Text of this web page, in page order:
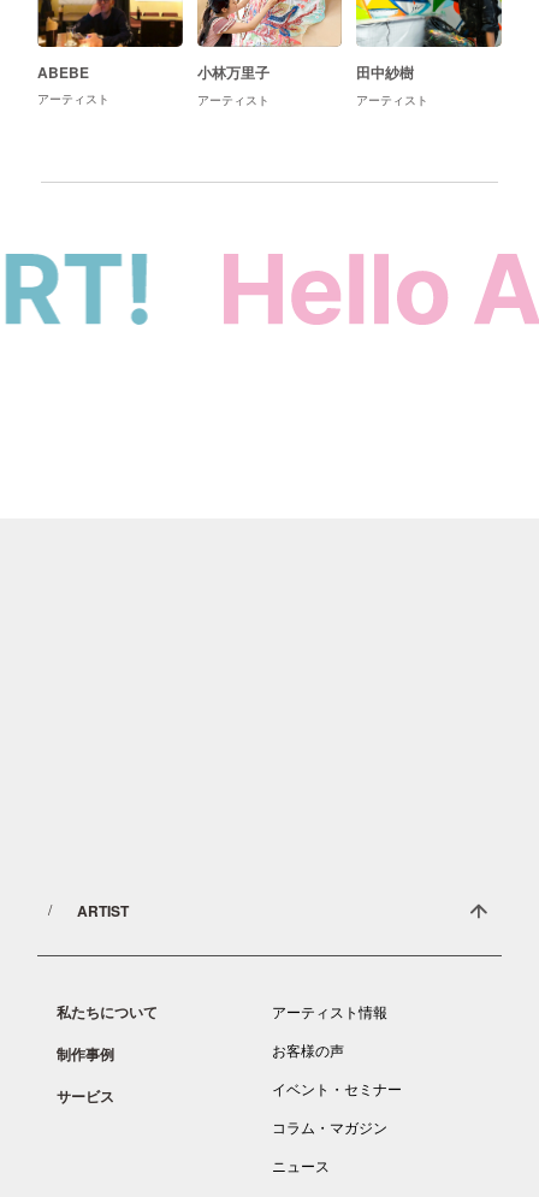
ABEBE
アーティスト
小林万里子
アーティスト
田中紗樹
アーティスト
ARTIST
私たちについて
制作事例
サービス
アーティスト情報
お客様の声
イベント・セミナー
コラム・マガジン
ニュース